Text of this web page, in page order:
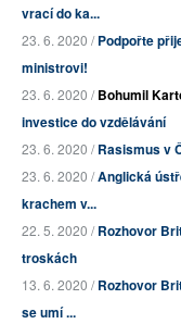
vrací do ka...
23. 6. 2020 /Podpořte
ministrovi!
23. 6. 2020 /Bohumil
investice do vzdělávání
23. 6. 2020 /Rasismus v
23. 6. 2020 /Anglická
krachem v...
22. 5. 2020 /Rozhovor
troskách
13. 6. 2020 /Rozhovor
se umí ...